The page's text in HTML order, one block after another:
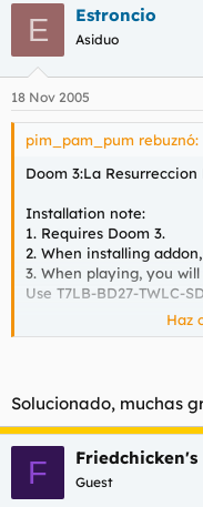
E Estroncio
Asiduo
18 Nov 2005
pim_pam_pum rebuznó:
Doom 3:La Resurreccion
Installation note:
1. Requires Doom 3.
2. When installing addon,
3. When playing, you
Use T7LB-BD27-TWLC-
Haz
Solucionado, muchas
F Guest